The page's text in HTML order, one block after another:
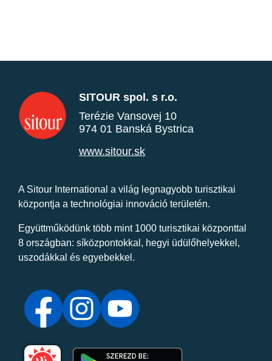
SITOUR spol. s r.o.
Terézie Vansovej 10
974 01 Banská Bystrica
www.sitour.sk
A Sitour International a világ legnagyobb turisztikai
központja a technológiai innováció területén.
Együttműködünk több mint 1000 turisztikai központtal
8 országban: síközpontokkal, hegyi üdülőhelyekkel,
uszodákkal és egyebekkel.